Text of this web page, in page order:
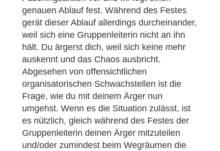
genauen Ablauf fest. Während des Festes
gerät dieser Ablauf allerdings durcheinander,
weil sich eine Gruppenleiterin nicht an ihn
hält. Du ärgerst dich, weil sich keine mehr
auskennt und das Chaos ausbricht.
Abgesehen von offensichtlichen
organisatorischen Schwachstellen ist die
Frage, wie du mit deinem Ärger nun
umgehst. Wenn es die Situation zulässt, ist
es nützlich, gleich während des Festes der
Gruppenleiterin deinen Ärger mitzuteilen
und/oder zumindest beim Wegräumen die